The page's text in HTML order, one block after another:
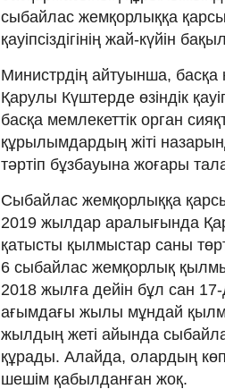
сыбайлас жемқорлыққа
қауіпсіздігінің жай-күйін
Министрдің айтуынша,
Қарулы Күштерде өзіндік
басқа мемлекеттік орган
құрылымдардың жіті
тәртіп бұзбауына жоғары
Сыбайлас жемқорлыққа
2019 жылдар аралығында
қатысты қылмыстар саны
6 сыбайлас жемқорлық
2018 жылға дейін бұл сан
ағымдағы жылы мұндай
жылдың жеті айында
құрады. Алайда, олардың
шешім қабылданған жоқ.